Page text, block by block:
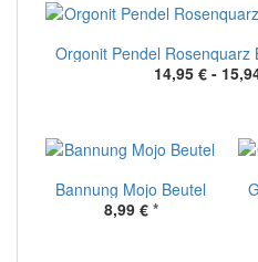
Orgonit Pendel Rosenquarz
14,95 € -
Bannung Mojo Beutel
8,99 € *